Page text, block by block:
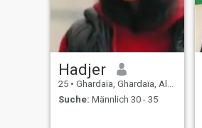
Hadjer
25 • Ghardaïa, Ghardaïa, Algerien
Suche: Männlich 30 - 35